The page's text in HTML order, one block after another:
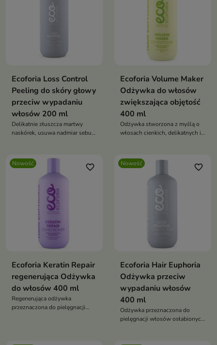
Ecoforia Loss Control
Peeling do skóry głowy
przeciw wypadaniu
włosów 200 ml
Delikatnie złuszcza martwy
naskórek, usuwa nadmiar sebum
Ecoforia Volume Maker
Odżywka do włosów
zwiększająca objętość
400 ml
Odżywka stworzona z myślą o
włosach cienkich, delikatnych i
Nowość favorite_border
Ecoforia Keratin Repair
regenerująca Odżywka
do włosów 400 ml
Regenerująca odżywka
przeznaczona do pielęgnacji
Nowość favorite_border
Ecoforia Hair Euphoria
Odżywka przeciw
wypadaniu włosów
400 ml
Odżywka przeznaczona do
pielęgnacji włosów osłabionych